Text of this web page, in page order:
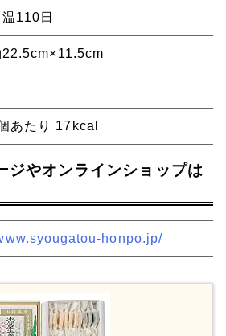
110日
22.5cm×11.5cm
あたり 17kcal
ジやオンラインショップは
honpo.jp/